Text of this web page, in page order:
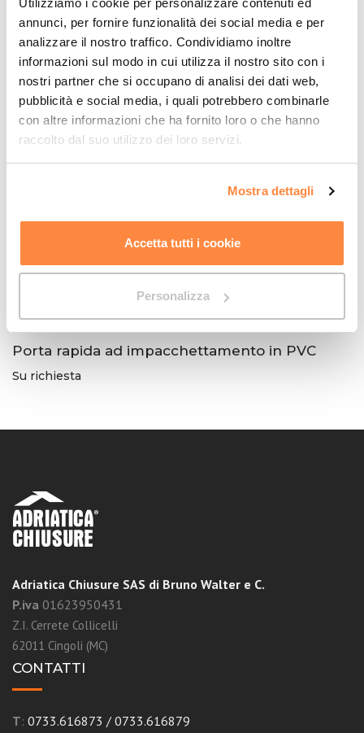
Utilizziamo i cookie per personalizzare contenuti ed
annunci, per fornire funzionalità dei social media e per
analizzare il nostro traffico. Condividiamo inoltre
informazioni sul modo in cui utilizza il nostro sito con i
nostri partner che si occupano di analisi dei dati web,
pubblicità e social media, i quali potrebbero combinarle
con altre informazioni che ha fornito loro o che hanno
raccolto dal suo utilizzo dei loro servizi.
Mostra dettagli
Accetta tutti i cookie
Personalizza
Porta rapida ad impacchettamento in PVC
Su richiesta
Adriatica Chiusure SAS di Bruno Walter e C.
P.iva 01623950431
Z.I. Cerrete Collicelli
62011 Cingoli (MC)
CONTATTI
T: 0733.616873 / 0733.616879